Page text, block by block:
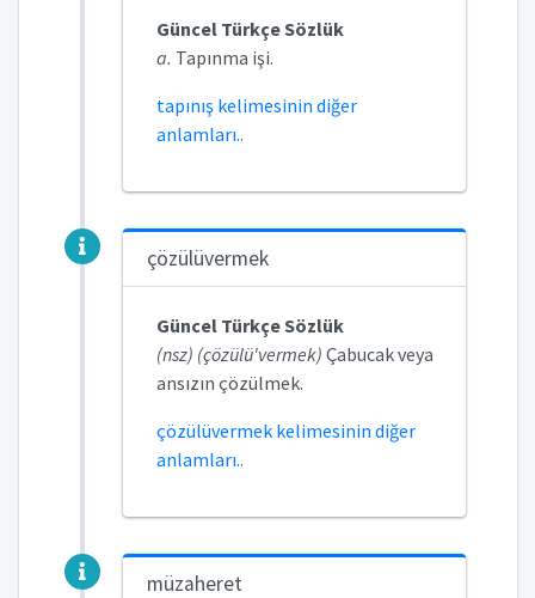
Güncel Türkçe Sözlük
a. Tapınma işi.
tapınış kelimesinin diğer
anlamları..
çözülüvermek
Güncel Türkçe Sözlük
(nsz) (çözülü'vermek) Çabucak veya
ansızın çözülmek.
çözülüvermek kelimesinin diğer
anlamları..
müzaheret